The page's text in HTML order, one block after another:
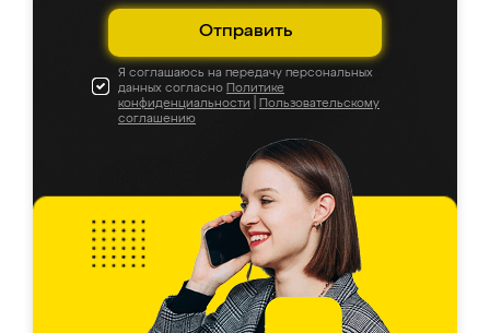
Отправить
Я соглашаюсь на передачу персональных
данных согласно Политике
конфиденциальности
Пользовательскому
соглашению